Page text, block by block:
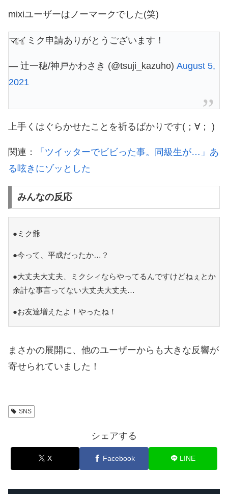
mixiユーザーはノーマークでした(笑)
マイミク申請ありがとうございます！
— 辻一穂/神戸かわさき (@tsuji_kazuho) August 5,
2021
上手くはぐらかせたことを祈るばかりです(；∀； )
関連：
「ツイッターでビビった事。同級生が…」あ
る呟きにゾッとした
みんなの反応
●ミク爺
●今って、平成だったか…？
●大丈夫大丈夫、ミクシィならやってるんですけどねぇとか
余計な事言ってない大丈夫大丈夫…
●お友達増えたよ！やったね！
まさかの展開に、他のユーザーからも大きな反響が
寄せられていました！
SNS
シェアする
X Facebook LINE